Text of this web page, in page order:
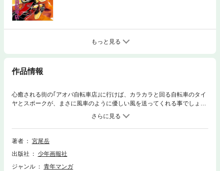
もっと見る
作品情報
心癒される街の｢アオバ自転車店｣に行けば、カラカラと回る自転車のタイ
ヤとスポークが、まさに風車のように優しい風を送ってくれる事でしょ
う。駆け足やフルアクセルで毎日を生きる現代人にぜひ読んで欲しいと願
う、心の清涼飲料水コミック。あなたもきっと、自転車に乗りたくなりま
す。
著者
宮尾岳
出版社
少年画報社
ジャンル
青年マンガ